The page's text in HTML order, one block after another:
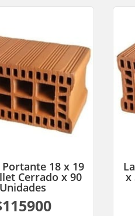
18 x 19
Cerrado x 90
Unidades
x